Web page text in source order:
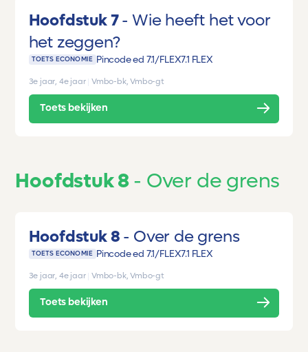
Hoofdstuk 7
Wie heeft het voor
het zeggen?
TOETS ECONOMIE Pincode ed 7.1/FLEX7.1 FLEX
3e jaar, 4e jaar Vmbo-bk, Vmbo-gt
Toets bekijken
Hoofdstuk 8 Over de grens
Hoofdstuk 8 Over de grens
TOETS ECONOMIE Pincode ed 7.1/FLEX7.1 FLEX
3e jaar, 4e jaar Vmbo-bk, Vmbo-gt
Toets bekijken